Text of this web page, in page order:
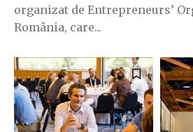
organizat de Entrepreneurs’
România, care...